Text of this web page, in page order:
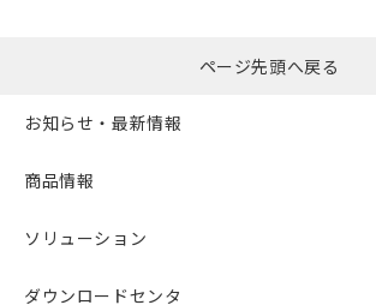
ページ先頭へ戻る
お知らせ・最新情報
商品情報
ソリューション
ダウンロードセンタ